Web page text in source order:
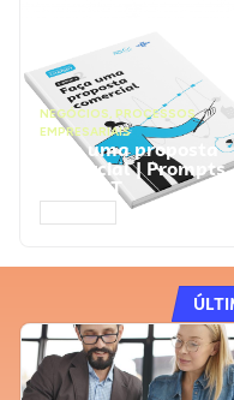
NEGÓCIOS, PROCESSOS
EMPRESARIAIS
Faça uma proposta
comercial | Prompts
ChatGPT